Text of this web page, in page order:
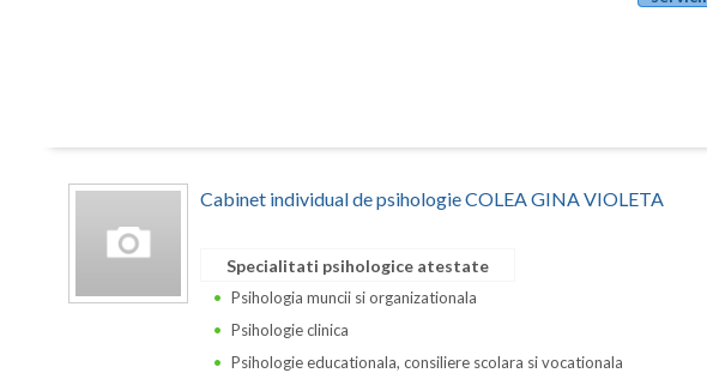
Cabinet individual de psihologie COLEA GINA VIOLETA
Specialitati psihologice atestate
Psihologia muncii si organizationala
Psihologie clinica
Psihologie educationala, consiliere scolara si vocationala